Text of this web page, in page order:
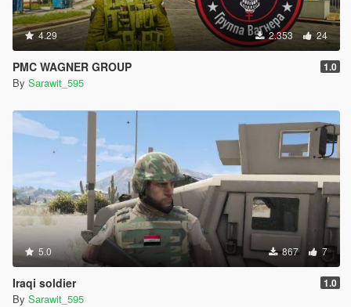
4.29 2.353 24
PMC WAGNER GROUP 1.0
By Sarawit_595
5.0 867 7
Iraqi soldier 1.0
By Sarawit_595